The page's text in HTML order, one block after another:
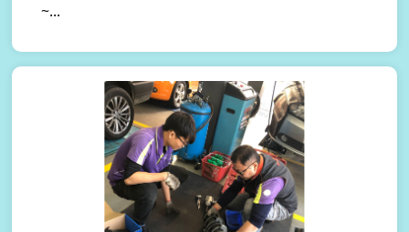
~...